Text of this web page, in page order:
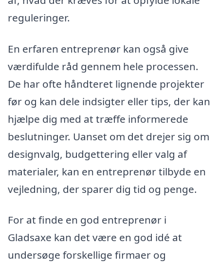
reguleringer.
En erfaren entreprenør kan også give
værdifulde råd gennem hele processen.
De har ofte håndteret lignende projekter
før og kan dele indsigter eller tips, der kan
hjælpe dig med at træffe informerede
beslutninger. Uanset om det drejer sig om
designvalg, budgettering eller valg af
materialer, kan en entreprenør tilbyde en
vejledning, der sparer dig tid og penge.
For at finde en god entreprenør i
Gladsaxe kan det være en god idé at
undersøge forskellige firmaer og